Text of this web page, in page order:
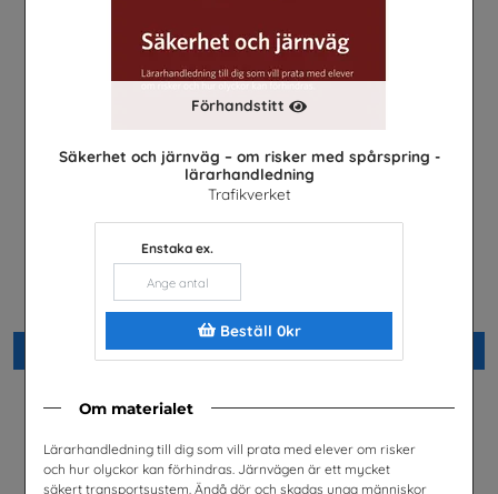
Förhandstitt
Säkerhet och järnväg – om risker med spårspring -
lärarhandledning
Trafikverket
Enstaka ex.
Beställ 0kr
Om materialet
Lärarhandledning till dig som vill prata med elever om risker
och hur olyckor kan förhindras. Järnvägen är ett mycket
säkert transportsystem. Ändå dör och skadas unga människor
turismprogrammet
Visita
Beställ 0kr
Visita
Beställ 0kr